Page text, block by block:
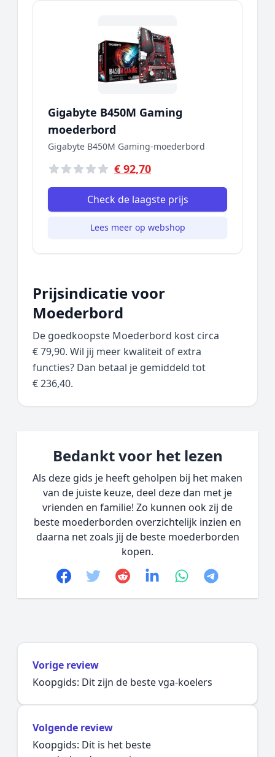
Gigabyte B450M Gaming
moederbord
Gigabyte B450M Gaming-moederbord
€ 92,70
Check de laagste prijs
Lees meer op webshop
Prijsindicatie voor
Moederbord
De goedkoopste Moederbord kost circa
€ 79,90. Wil jij meer kwaliteit of extra
functies? Dan betaal je gemiddeld tot
€ 236,40.
Bedankt voor het lezen
Als deze gids je heeft geholpen bij het maken
van de juiste keuze, deel deze dan met je
vrienden en familie! Zo kunnen ook zij de
beste moederborden overzichtelijk inzien en
daarna net zoals jij de beste moederborden
kopen.
Facebook
TwitterRedditlinkedinwhatsapp
telegram
Vorige review
Koopgids: Dit zijn de beste vga-koelers
Volgende review
Koopgids: Dit is het beste